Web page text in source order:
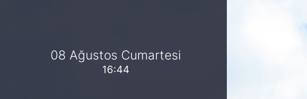
08 Ağustos Cumartesi
16:44